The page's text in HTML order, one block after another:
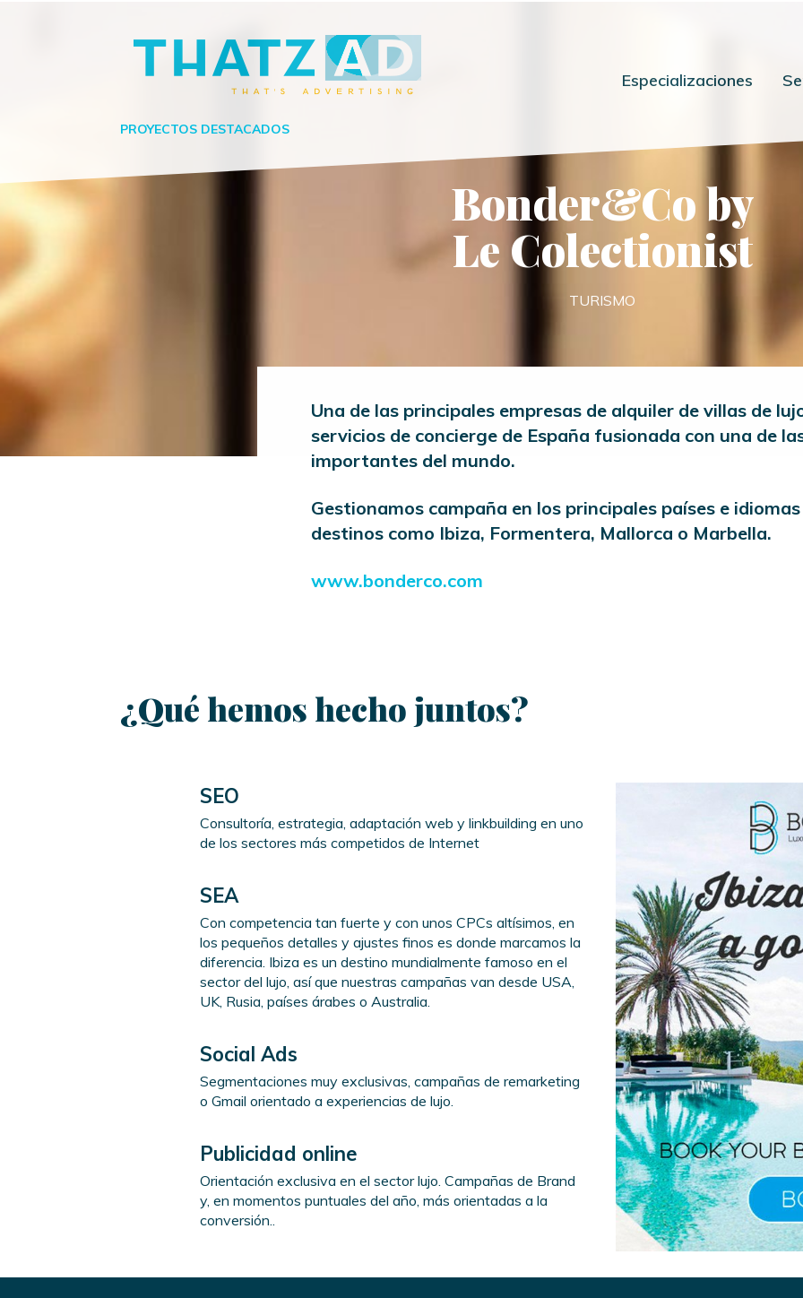
Especializaciones
PROYECTOS DESTACADOS
Bonder&Co by
Le Colectionist
TURISMO
Una de las principales empresas de alquiler de villas de
servicios de concierge de España fusionada con una de
importantes del mundo.
Gestionamos campaña en los principales países e
destinos como Ibiza, Formentera, Mallorca o Marbella.
www.bonderco.com
¿Qué hemos hecho juntos?
SEO
Consultoría, estrategia, adaptación web y linkbuilding en uno
de los sectores más competidos de Internet
SEA
Con competencia tan fuerte y con unos CPCs altísimos, en
los pequeños detalles y ajustes finos es donde marcamos la
diferencia. Ibiza es un destino mundialmente famoso en el
sector del lujo, así que nuestras campañas van desde USA,
UK, Rusia, países árabes o Australia.
Social Ads
Segmentaciones muy exclusivas, campañas de remarketing
o Gmail orientado a experiencias de lujo.
Publicidad online
Orientación exclusiva en el sector lujo. Campañas de Brand
y, en momentos puntuales del año, más orientadas a la
conversión..